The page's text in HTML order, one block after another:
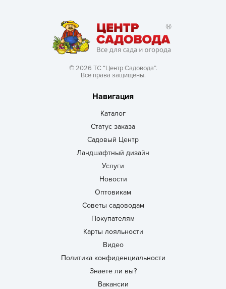
© 2026 ТС “Центр Садовода”.
Все права защищены.
Навигация
Каталог
Статус заказа
Садовый Центр
Ландшафтный дизайн
Услуги
Новости
Оптовикам
Советы садоводам
Покупателям
Карты лояльности
Видео
Политика конфиденциальности
Знаете ли вы?
Вакансии